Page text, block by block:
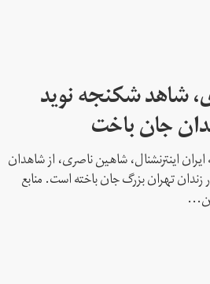
شاهد شکنجه نوید
جان باخت
ایران اینترنشنال، شاهین ناصری، از شاهدان
تهران بزرگ جان باخته است. منابع